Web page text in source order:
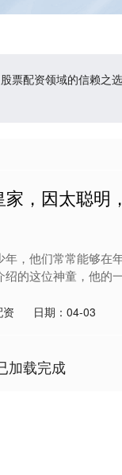
票配资领域的信赖
，因太聪明
，他们常常能够在
的这位神童，他的
日期：04-03
加载完成